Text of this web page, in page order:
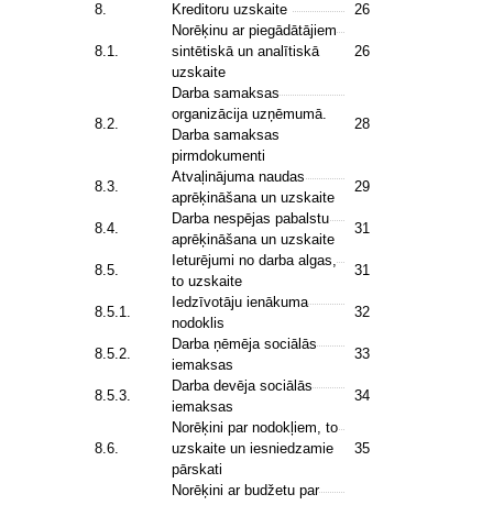
8. Kreditoru uzskaite 26
8.1.
Norēķinu ar piegādātājiem
sintētiskā un analītiskā
uzskaite
26
8.2.
Darba samaksas
organizācija uzņēmumā.
Darba samaksas
pirmdokumenti
28
8.3.
Atvaļinājuma naudas
aprēķināšana un uzskaite
29
8.4.
Darba nespējas pabalstu
aprēķināšana un uzskaite
31
8.5.
Ieturējumi no darba algas,
to uzskaite
31
8.5.1.
Iedzīvotāju ienākuma
nodoklis
32
8.5.2.
Darba ņēmēja sociālās
iemaksas
33
8.5.3.
Darba devēja sociālās
iemaksas
34
8.6.
Norēķini par nodokļiem, to
uzskaite un iesniedzamie
pārskati
35
Norēķini ar budžetu par